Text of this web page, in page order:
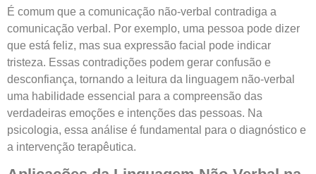
É comum que a comunicação não-verbal contradiga a
comunicação verbal. Por exemplo, uma pessoa pode dizer
que está feliz, mas sua expressão facial pode indicar
tristeza. Essas contradições podem gerar confusão e
desconfiança, tornando a leitura da linguagem não-verbal
uma habilidade essencial para a compreensão das
verdadeiras emoções e intenções das pessoas. Na
psicologia, essa análise é fundamental para o diagnóstico e
a intervenção terapêutica.